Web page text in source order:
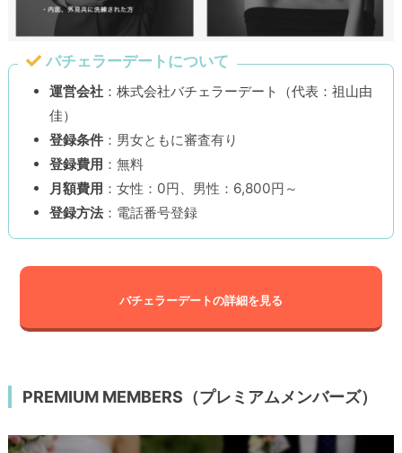
バチェラーデートについて
運営会社 ：株式会社バチェラーデート（代表：祖山由
佳）
登録条件 ：男女ともに審査有り
登録費用 ：無料
月額費用 ：女性：0円、男性：6,800円～
登録方法：電話番号登録
バチェラーデートの詳細を見る
PREMIUM MEMBERS（プレミアムメンバーズ）